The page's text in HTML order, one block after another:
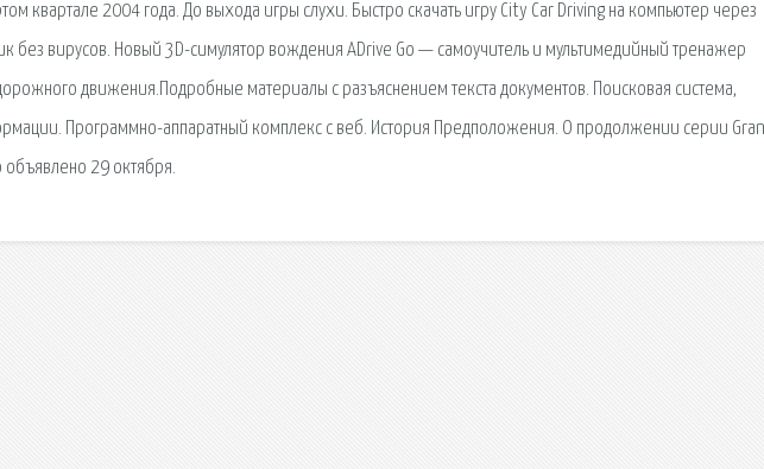
квартале 2004 года. До выхода игры слухи. Быстро скачать игру City Car Driving на компьютер через
без вирусов. Новый 3D-симулятор вождения ADrive Go — самоучитель и мультимедийный тренажер
движения.Подробные материалы с разъяснением текста документов. Поисковая сиcтема,
Программно-аппаратный комплекс с веб. История Предположения. О продолжении серии
29 октября.